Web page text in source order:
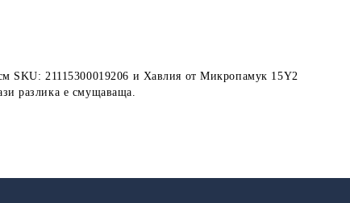
SKU: 21115300019206 и Хавлия от Микропамук 15Y2
разлика е смущаваща.